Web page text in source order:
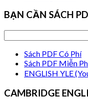
BẠN CẦN SÁCH
Sách PDF Có Phí
Sách PDF Miễn
ENGLISH YLE
CAMBRIDGE